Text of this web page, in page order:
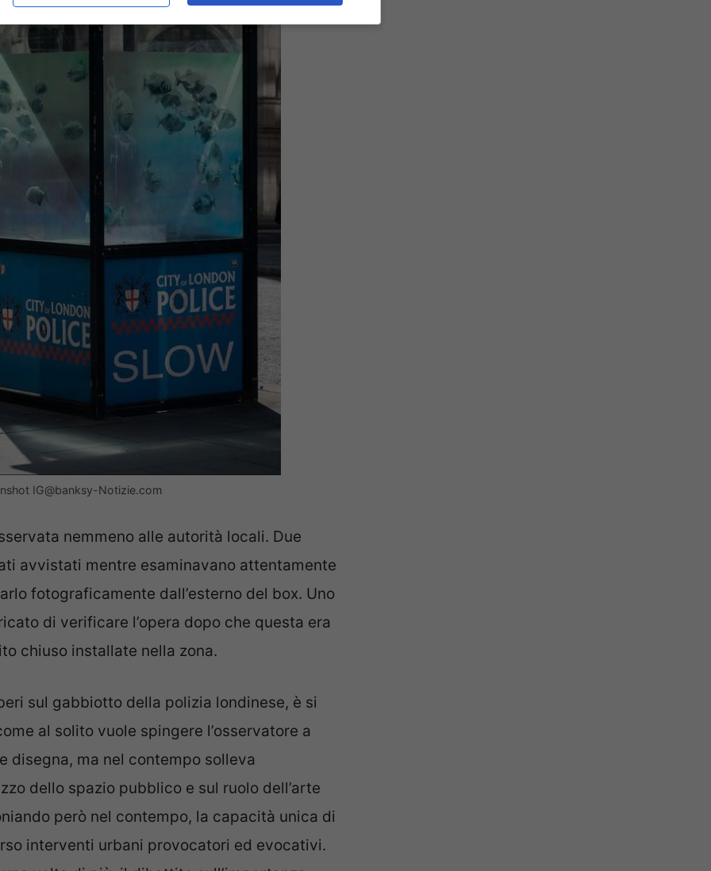
IG@banksy-Notizie.com
nemmeno alle autorità locali. Due
avvistati mentre esaminavano attentamente
fotograficamente dall’esterno del box. Uno
di verificare l’opera dopo che questa era
chiuso installate nella zona.
sul gabbiotto della polizia londinese, è si
al solito vuole spingere l’osservatore a
ma nel contempo solleva
dello spazio pubblico e sul ruolo dell’arte
però nel contempo, la capacità unica di
interventi urbani provocatori ed evocativi.